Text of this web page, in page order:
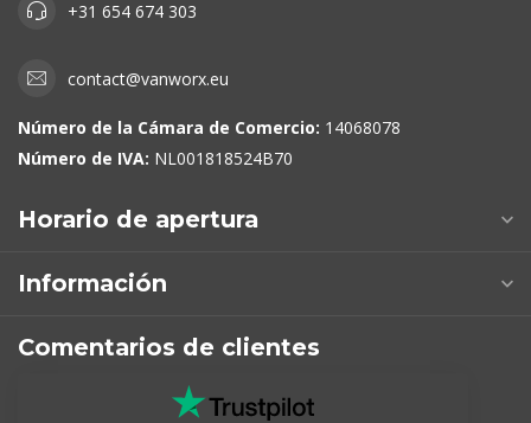
+31 654 674 303
contact@vanworx.eu
Número de la Cámara de Comercio: 14068078
Número de IVA: NL001818524B70
Horario de apertura
Información
Comentarios de clientes